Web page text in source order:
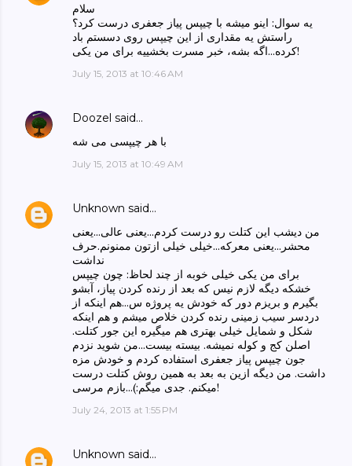
سلام
یه سوال: اینو میشه با چیپس پیاز جعفری درست کرد؟
راستش یه مقداری از این چیپس روی دسستم باد
کرده...اگه بشه، خبر مسرت بخشییه برای من یکی!
July 15, 2013 at 10:46 AM
Doozel said…
با هر چیپسی می شه
July 15, 2013 at 10:49 AM
Unknown said…
من دیشب این کتلت رو درست کردم...یعنی عالی...یعنی
محشر...یعنی معرکه...خیلی خیلی ازتون ممنونم.حرف
نداشت
برای من یکی خیلی خوبه از چند لحاظ: چون چیپس
خشکه دیگه لازم نیس که بعد از رنده کردن پیاز، آبشو
بگیرم و بریزم دور که خودش یه پروژه س...هم اینکه از
دردسر سیب زمینی رنده کردن خلاص میشم و هم اینکه
شکل و شمایل خیلی بهتری هم میگیره این جور کتلت.
اصلن کج و کوله نمیشه. بیسته بیست...من شوید نزدم
جون چیپس پیاز جعفری استفاده کردم و خودش مزه
داشت. من دیگه ازین به بعد به همین روش کتلت درست
میکنم. جدی میگم:)...بازم مرسی!
July 24, 2013 at 1:55 PM
Unknown said…